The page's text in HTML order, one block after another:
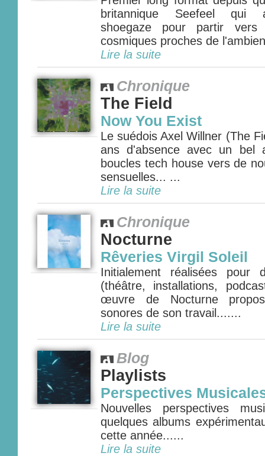
britannique Seefeel qui
shoegaze pour partir
cosmiques proches de
Lire la suite
Chronique
The Field
Now You Exist
Le suédois Axel Willner (The
ans d'absence avec un bel
boucles tech house vers de
sensuelles... ...
Lire la suite
Chronique
Nocturne
Rêveries Virgil Soleil
Initialement réalisées pour
(théâtre, installations,
œuvre de Nocturne
sonores de son travail.......
Lire la suite
Blog
Playlists
Perspectives
Nouvelles perspectives
quelques albums
cette année......
Lire la suite